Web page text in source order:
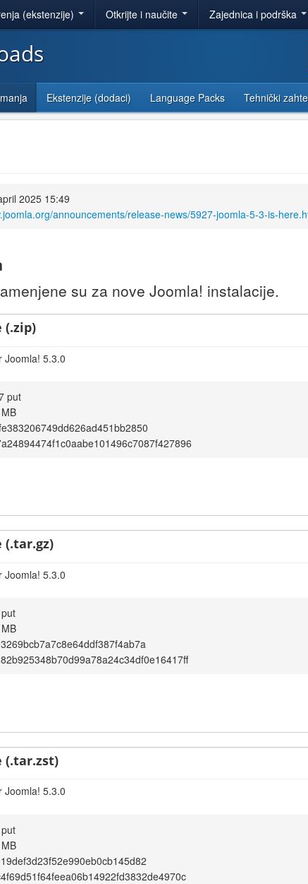
(ekstenzije) Otkrijte i naučite Zajednica i podrška
Ekstenzije (dodaci) Language Packs Tehnički
2025 15:49
announcements/release-news/5927-joomla-5-3-is-
su za nove Joomla! instalacije.
(.zip)
Joomla! 5.3.0
put
(.tar.gz)
Joomla! 5.3.0
(.tar.zst)
Joomla! 5.3.0